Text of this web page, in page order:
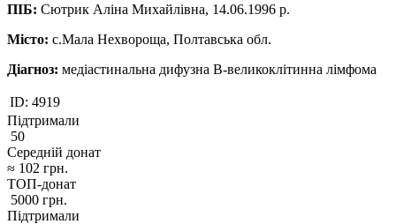
ПІБ: Сютрик Аліна Михайлівна, 14.06.1996 р.
Місто: с.Мала Нехвороща, Полтавська обл.
Діагноз: медіастинальна дифузна В-великоклітинна лімфома
ID: 4919
Підтримали
50
Середній донат
≈ 102 грн.
ТОП-донат
5000 грн.
Підтримали